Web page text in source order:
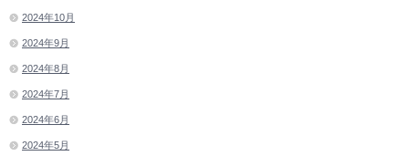
2024年10月
2024年9月
2024年8月
2024年7月
2024年6月
2024年5月